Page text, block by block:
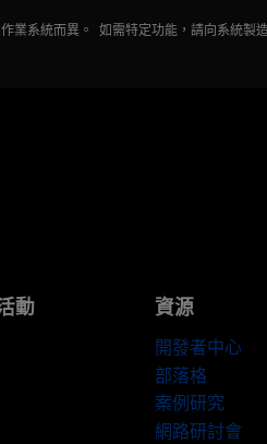
業系統而異。 如需特定功能，請向系統製
動 資源
開發者中心
部落格
案例研究
網路研討會